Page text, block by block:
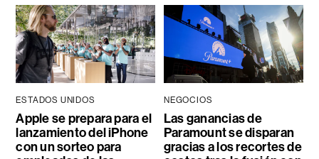
ESTADOS UNIDOS
Apple se prepara para el
lanzamiento del iPhone
con un sorteo para
NEGOCIOS
Las ganancias de
Paramount se disparan
gracias a los recortes de